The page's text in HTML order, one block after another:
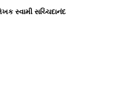
સ્વામી સચ્ચિદાનંદ